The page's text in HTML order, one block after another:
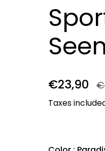
Precio
€23,90
Taxes